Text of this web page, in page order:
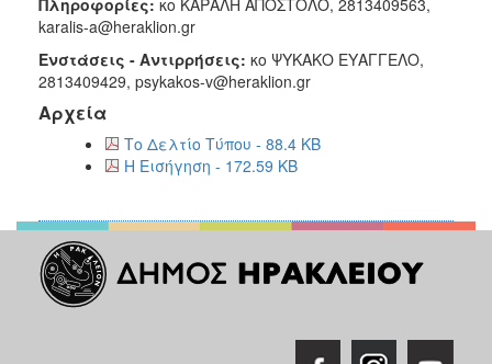
ΑΝΘΕΚΤΙΚΗ
ΠΟΛΗkaralis-a@heraklion.gr
Ενστάσεις - Αντιρρήσεις: κο ΨΥΚΑΚΟ ΕΥΑΓΓΕΛΟ,
2813409429, psykakos-v@heraklion.gr
Αρχεία
Το Δελτίο Τύπου - 88.4 KB
Η Εισήγηση - 172.59 KB